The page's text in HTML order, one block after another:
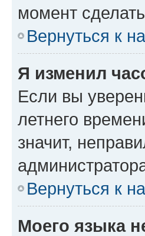
момент
Вернуться к
Я изменил
Если вы
летнего
значит,
Вернуться к
Моего языка